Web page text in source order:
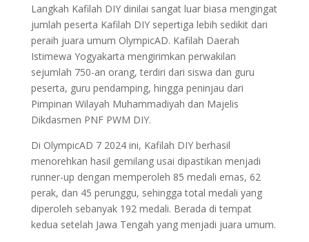
Langkah Kafilah DIY dinilai sangat luar biasa mengingat
jumlah peserta Kafilah DIY sepertiga lebih sedikit dari
peraih juara umum OlympicAD. Kafilah Daerah
Istimewa Yogyakarta mengirimkan perwakilan
sejumlah 750-an orang, terdiri dari siswa dan guru
peserta, guru pendamping, hingga peninjau dari
Pimpinan Wilayah Muhammadiyah dan Majelis
Dikdasmen PNF PWM DIY.
Di OlympicAD 7 2024 ini, Kafilah DIY berhasil
menorehkan hasil gemilang usai dipastikan menjadi
runner-up dengan memperoleh 85 medali emas, 62
perak, dan 45 perunggu, sehingga total medali yang
diperoleh sebanyak 192 medali. Berada di tempat
kedua setelah Jawa Tengah yang menjadi juara umum.